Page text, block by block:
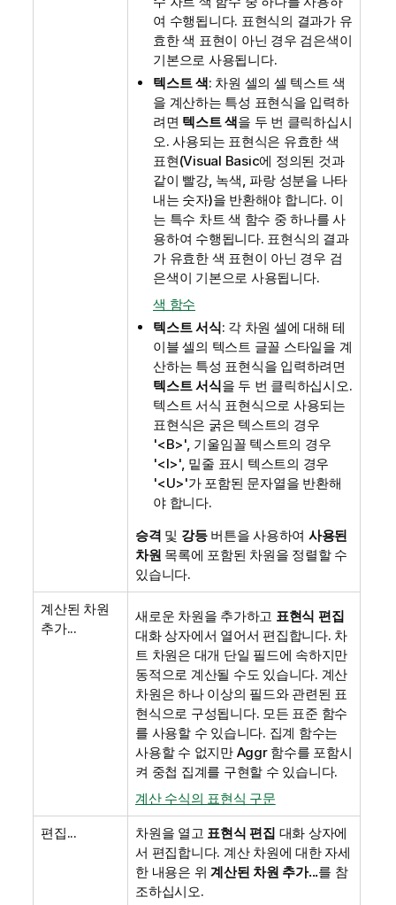
여 수행됩니다. 표현식의 결과가 유
효한 색 표현이 아닌 경우 검은색이
기본으로 사용됩니다.
텍스트 색: 차원 셀의 셀 텍스트 색
을 계산하는 특성 표현식을 입력하
려면 텍스트 색을 두 번 클릭하십시
오. 사용되는 표현식은 유효한 색
표현(Visual Basic에 정의된 것과
같이 빨강, 녹색, 파랑 성분을 나타
내는 숫자)을 반환해야 합니다. 이
는 특수 차트 색 함수 중 하나를 사
용하여 수행됩니다. 표현식의 결과
가 유효한 색 표현이 아닌 경우 검
은색이 기본으로 사용됩니다.
색 함수
텍스트 서식: 각 차원 셀에 대해 테
이블 셀의 텍스트 글꼴 스타일을 계
산하는 특성 표현식을 입력하려면
텍스트 서식을 두 번 클릭하십시오.
텍스트 서식 표현식으로 사용되는
표현식은 굵은 텍스트의 경우
'<B>', 기울임꼴 텍스트의 경우
'<I>', 밑줄 표시 텍스트의 경우
'<U>'가 포함된 문자열을 반환해
야 합니다.
승격 및 강등버튼을 사용하여 사용된
차원 목록에 포함된 차원을 정렬할 수
있습니다.
계산된 차원
추가...
새로운 차원을 추가하고 표현식 편집
대화 상자에서 열어서 편집합니다. 차
트 차원은 대개 단일 필드에 속하지만
동적으로 계산될 수도 있습니다. 계산
차원은 하나 이상의 필드와 관련된 표
현식으로 구성됩니다. 모든 표준 함수
를 사용할 수 있습니다. 집계 함수는
사용할 수 없지만 Aggr 함수를 포함시
켜 중첩 집계를 구현할 수 있습니다.
계산 수식의 표현식 구문
편집... 차원을 열고 표현식 편집 대화 상자에
서 편집합니다. 계산 차원에 대한 자세
한 내용은 위 계산된 차원 추가...를 참
조하십시오.